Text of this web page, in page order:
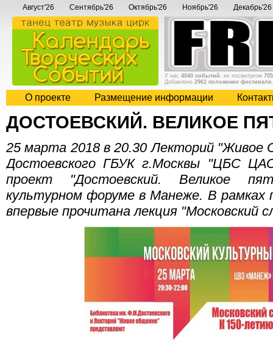
Август'26 Сентябрь'26 Октябрь'26 Ноябрь'26 Декабрь'26
У нас 4040 событий , их посмотрели
Добавлено 2961 положение фестиваля
О проекте Размещение информации
ДОСТОЕВСКИЙ. ВЕЛИКОЕ
25 марта 2018 в 20.30 Лекторий
Достоевского ГБУК г.Москвы "ЦБС
проект "Достоевский. Великое
культурном форуме в Манеже. В рамках
впервые прочитана лекция "Московский